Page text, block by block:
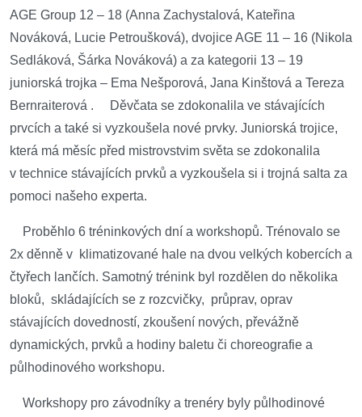
AGE Group 12 – 18 (Anna Zachystalová, Kateřina
Nováková, Lucie Petroušková), dvojice AGE 11 – 16 (Nikola
Sedláková, Šárka Nováková) a za kategorii 13 – 19
juniorská trojka – Ema Nešporová, Jana Kinštová a Tereza
Bernraiterová . Děvčata se zdokonalila ve stávajících
prvcích a také si vyzkoušela nové prvky. Juniorská trojice,
která má měsíc před mistrovstvim světa se zdokonalila
v technice stávajících prvků a vyzkoušela si i trojná salta za
pomoci našeho experta.
Proběhlo 6 tréninkových dní a workshopů. Trénovalo se
2x děnně v klimatizované hale na dvou velkých kobercích a
čtyřech lančích. Samotný trénink byl rozdělen do několika
bloků, skládajících se z rozcvičky, průprav, oprav
stávajících dovedností, zkoušení nových, převážně
dynamických, prvků a hodiny baletu či choreografie a
půlhodinového workshopu.
Workshopy pro závodníky a trenéry byly půlhodinové